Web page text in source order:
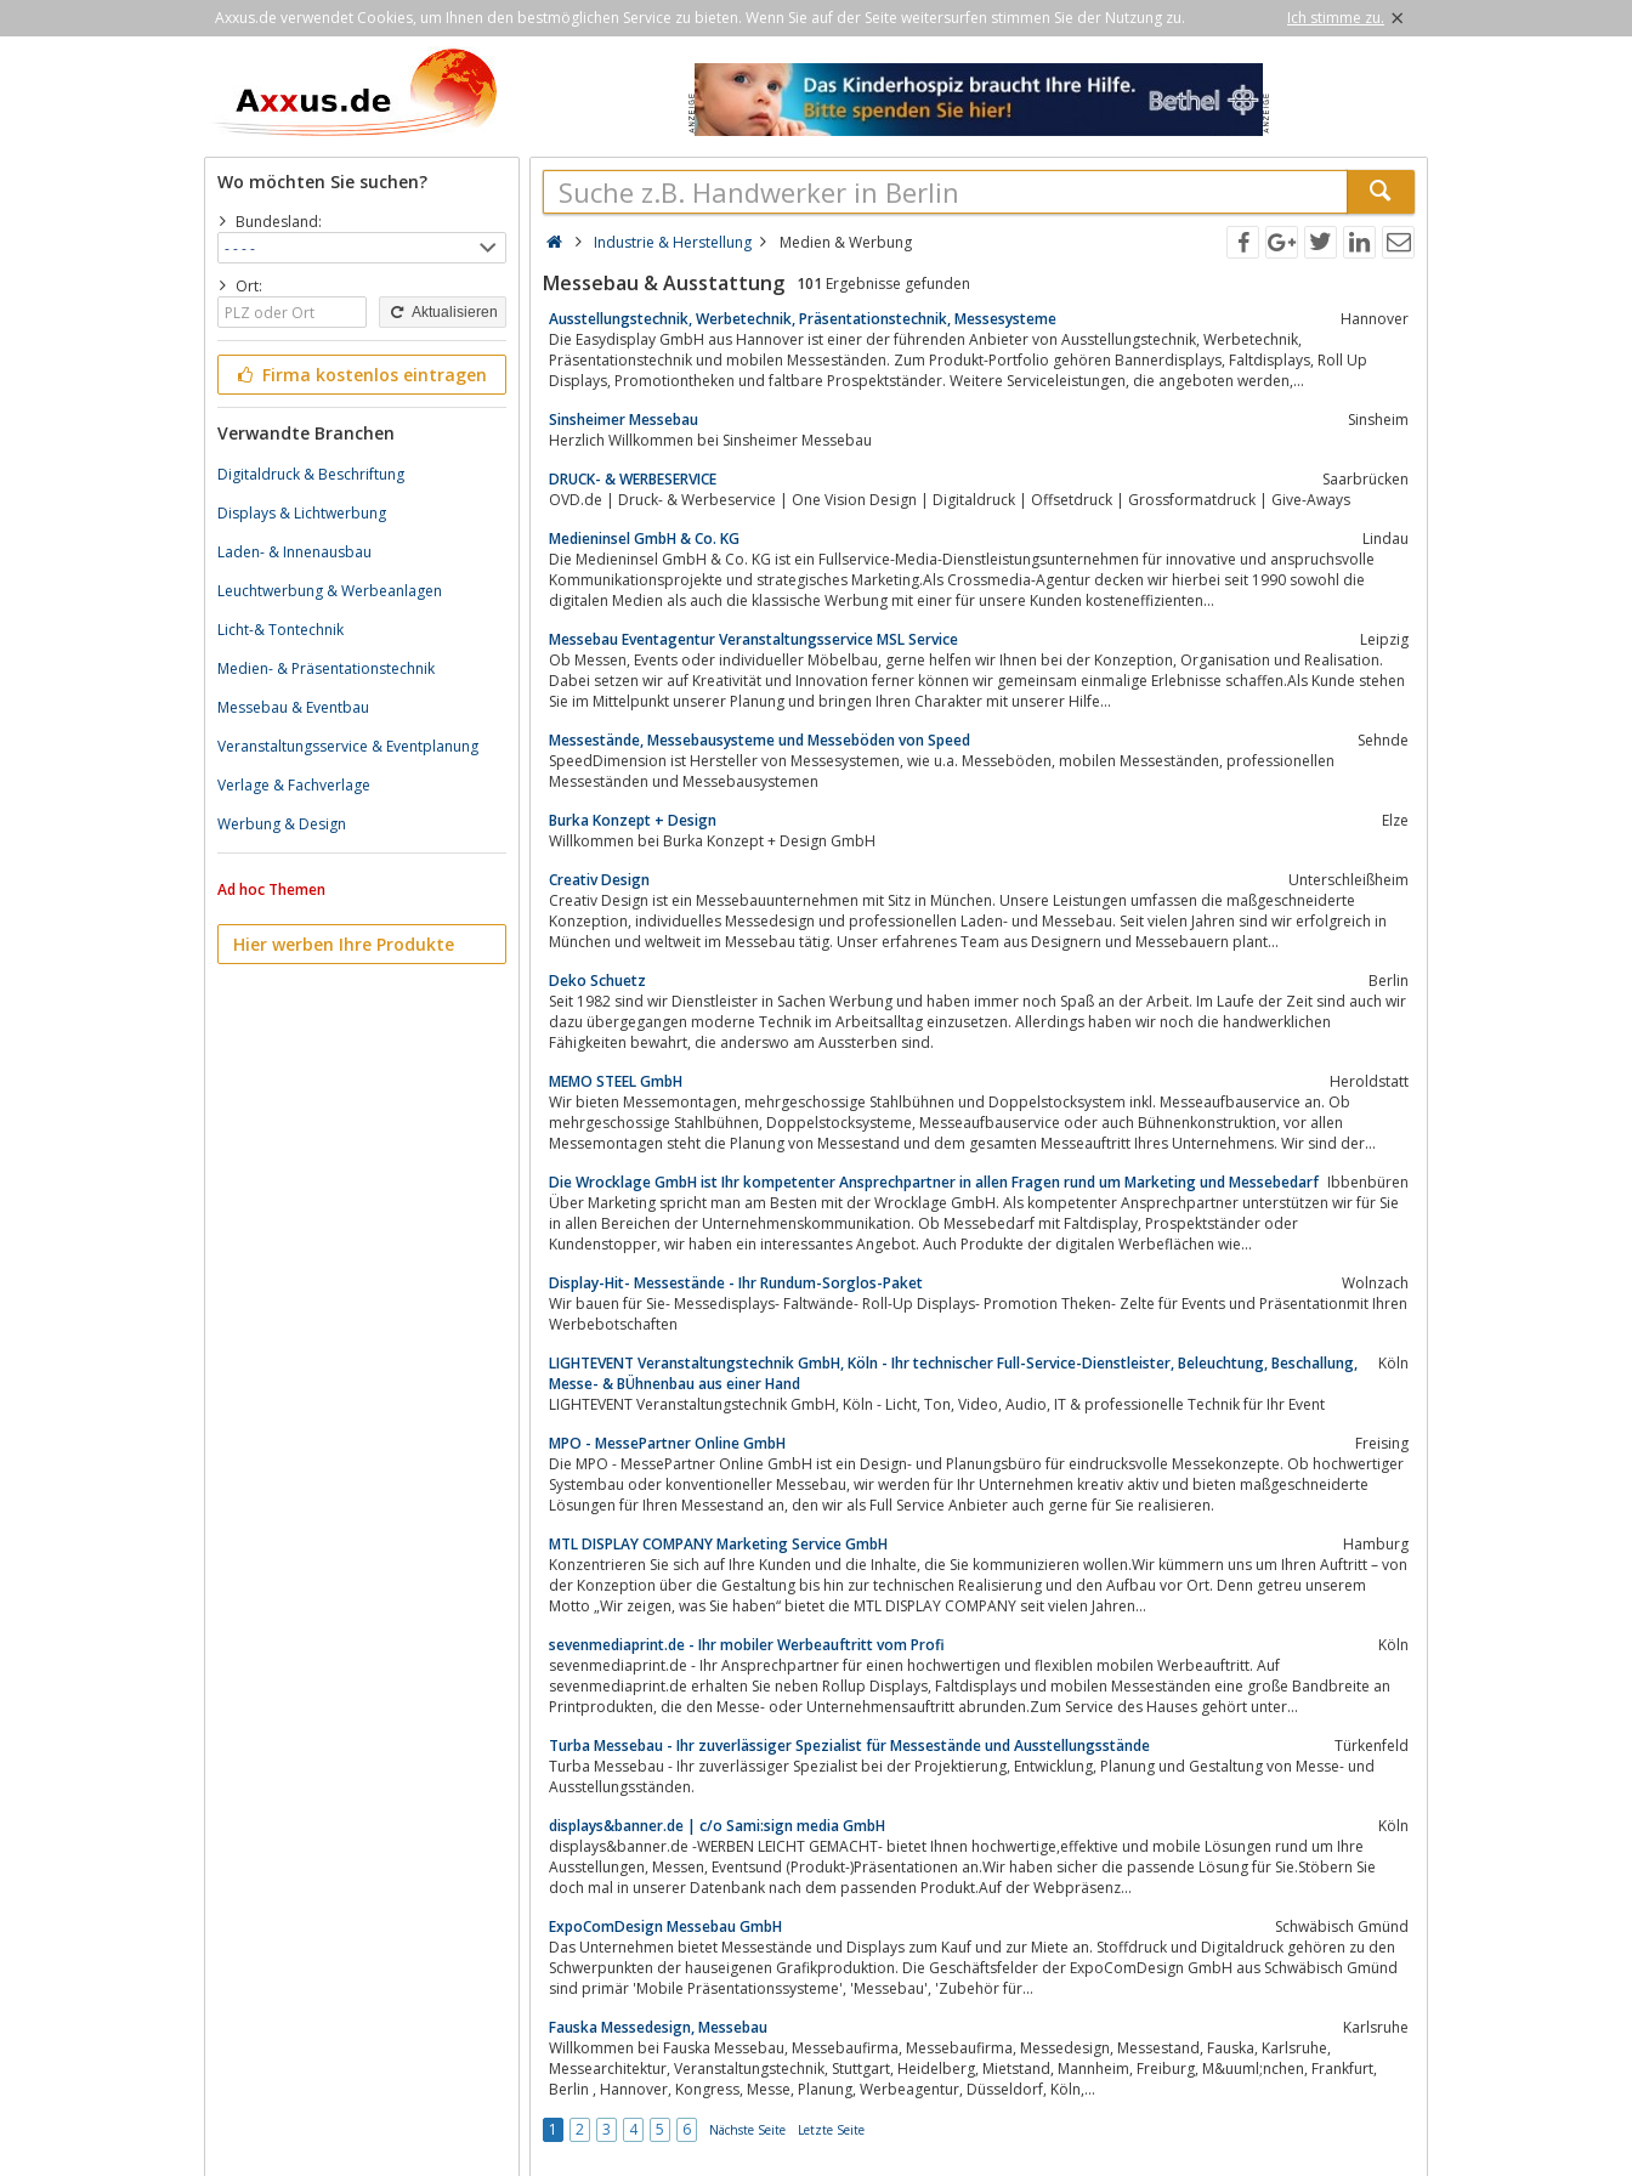
Axxus.de verwendet Cookies, um Ihnen den bestmöglichen Service zu bieten. Wenn Sie auf der Seite weitersurfen stimmen Sie der Nutzung zu. Ich stimme zu. ×
Wo möchten Sie suchen?
Bundesland:
Ort:
Aktualisieren
Firma kostenlos eintragen
Verwandte Branchen
Digitaldruck & Beschriftung
Displays & Lichtwerbung
Laden- & Innenausbau
Leuchtwerbung & Werbeanlagen
Licht-& Tontechnik
Medien- & Präsentationstechnik
Messebau & Eventbau
Veranstaltungsservice & Eventplanung
Verlage & Fachverlage
Werbung & Design
Ad hoc Themen
Hier werben Ihre Produkte
Industrie & Herstellung Medien & Werbung
Messebau & Ausstattung 101 Ergebnisse gefunden
Ausstellungstechnik, Werbetechnik, Präsentationstechnik, Messesysteme
Hannover
Die Easydisplay GmbH aus Hannover ist einer der führenden Anbieter von Ausstellungstechnik, Werbetechnik,
Präsentationstechnik und mobilen Messeständen. Zum Produkt-Portfolio gehören Bannerdisplays, Faltdisplays, Roll Up
Displays, Promotiontheken und faltbare Prospektständer. Weitere Serviceleistungen, die angeboten werden,...
Sinsheimer Messebau
Sinsheim
Herzlich Willkommen bei Sinsheimer Messebau
DRUCK- & WERBESERVICE
Saarbrücken
OVD.de | Druck- & Werbeservice | One Vision Design | Digitaldruck | Offsetdruck | Grossformatdruck | Give-Aways
Medieninsel GmbH & Co. KG
Lindau
Die Medieninsel GmbH & Co. KG ist ein Fullservice-Media-Dienstleistungsunternehmen für innovative und anspruchsvolle
Kommunikationsprojekte und strategisches Marketing.Als Crossmedia-Agentur decken wir hierbei seit 1990 sowohl die
digitalen Medien als auch die klassische Werbung mit einer für unsere Kunden kosteneffizienten...
Messebau Eventagentur Veranstaltungsservice MSL Service
Leipzig
Ob Messen, Events oder individueller Möbelbau, gerne helfen wir Ihnen bei der Konzeption, Organisation und Realisation.
Dabei setzen wir auf Kreativität und Innovation ferner können wir gemeinsam einmalige Erlebnisse schaffen.Als Kunde stehen
Sie im Mittelpunkt unserer Planung und bringen Ihren Charakter mit unserer Hilfe...
Messestände, Messebausysteme und Messeböden von Speed
Sehnde
SpeedDimension ist Hersteller von Messesystemen, wie u.a. Messeböden, mobilen Messeständen, professionellen
Messeständen und Messebausystemen
Burka Konzept + Design
Elze
Willkommen bei Burka Konzept + Design GmbH
Creativ Design
Unterschleißheim
Creativ Design ist ein Messebauunternehmen mit Sitz in München. Unsere Leistungen umfassen die maßgeschneiderte
Konzeption, individuelles Messedesign und professionellen Laden- und Messebau. Seit vielen Jahren sind wir erfolgreich in
München und weltweit im Messebau tätig. Unser erfahrenes Team aus Designern und Messebauern plant...
Deko Schuetz
Berlin
Seit 1982 sind wir Dienstleister in Sachen Werbung und haben immer noch Spaß an der Arbeit. Im Laufe der Zeit sind auch wir
dazu übergegangen moderne Technik im Arbeitsalltag einzusetzen. Allerdings haben wir noch die handwerklichen
Fähigkeiten bewahrt, die anderswo am Aussterben sind.
MEMO STEEL GmbH
Heroldstatt
Wir bieten Messemontagen, mehrgeschossige Stahlbühnen und Doppelstocksystem inkl. Messeaufbauservice an. Ob
mehrgeschossige Stahlbühnen, Doppelstocksysteme, Messeaufbauservice oder auch Bühnenkonstruktion, vor allen
Messemontagen steht die Planung von Messestand und dem gesamten Messeauftritt Ihres Unternehmens. Wir sind der...
Die Wrocklage GmbH ist Ihr kompetenter Ansprechpartner in allen Fragen rund um Marketing und Messebedarf Ibbenbüren
Über Marketing spricht man am Besten mit der Wrocklage GmbH. Als kompetenter Ansprechpartner unterstützen wir für Sie
in allen Bereichen der Unternehmenskommunikation. Ob Messebedarf mit Faltdisplay, Prospektständer oder
Kundenstopper, wir haben ein interessantes Angebot. Auch Produkte der digitalen Werbeflächen wie...
Display-Hit- Messestände - Ihr Rundum-Sorglos-Paket
Wolnzach
Wir bauen für Sie- Messedisplays- Faltwände- Roll-Up Displays- Promotion Theken- Zelte für Events und Präsentationmit Ihren
Werbebotschaften
LIGHTEVENT Veranstaltungstechnik GmbH, Köln - Ihr technischer Full-Service-Dienstleister, Beleuchtung, Beschallung,
Messe- & BÜhnenbau aus einer Hand
Köln
LIGHTEVENT Veranstaltungstechnik GmbH, Köln - Licht, Ton, Video, Audio, IT & professionelle Technik für Ihr Event
MPO - MessePartner Online GmbH
Freising
Die MPO - MessePartner Online GmbH ist ein Design- und Planungsbüro für eindrucksvolle Messekonzepte. Ob hochwertiger
Systembau oder konventioneller Messebau, wir werden für Ihr Unternehmen kreativ aktiv und bieten maßgeschneiderte
Lösungen für Ihren Messestand an, den wir als Full Service Anbieter auch gerne für Sie realisieren.
MTL DISPLAY COMPANY Marketing Service GmbH
Hamburg
Konzentrieren Sie sich auf Ihre Kunden und die Inhalte, die Sie kommunizieren wollen.Wir kümmern uns um Ihren Auftritt – von
der Konzeption über die Gestaltung bis hin zur technischen Realisierung und den Aufbau vor Ort. Denn getreu unserem
Motto „Wir zeigen, was Sie haben“ bietet die MTL DISPLAY COMPANY seit vielen Jahren...
sevenmediaprint.de - Ihr mobiler Werbeauftritt vom Profi
Köln
sevenmediaprint.de - Ihr Ansprechpartner für einen hochwertigen und flexiblen mobilen Werbeauftritt. Auf
sevenmediaprint.de erhalten Sie neben Rollup Displays, Faltdisplays und mobilen Messeständen eine große Bandbreite an
Printprodukten, die den Messe- oder Unternehmensauftritt abrunden.Zum Service des Hauses gehört unter...
Turba Messebau - Ihr zuverlässiger Spezialist für Messestände und Ausstellungsstände
Türkenfeld
Turba Messebau - Ihr zuverlässiger Spezialist bei der Projektierung, Entwicklung, Planung und Gestaltung von Messe- und
Ausstellungsständen.
displays&banner.de | c/o Sami:sign media GmbH
Köln
displays&banner.de -WERBEN LEICHT GEMACHT- bietet Ihnen hochwertige,effektive und mobile Lösungen rund um Ihre
Ausstellungen, Messen, Eventsund (Produkt-)Präsentationen an.Wir haben sicher die passende Lösung für Sie.Stöbern Sie
doch mal in unserer Datenbank nach dem passenden Produkt.Auf der Webpräsenz...
ExpoComDesign Messebau GmbH
Schwäbisch Gmünd
Das Unternehmen bietet Messestände und Displays zum Kauf und zur Miete an. Stoffdruck und Digitaldruck gehören zu den
Schwerpunkten der hauseigenen Grafikproduktion. Die Geschäftsfelder der ExpoComDesign GmbH aus Schwäbisch Gmünd
sind primär 'Mobile Präsentationssysteme', 'Messebau', 'Zubehör für...
Fauska Messedesign, Messebau
Karlsruhe
Willkommen bei Fauska Messebau, Messebaufirma, Messebaufirma, Messedesign, Messestand, Fauska, Karlsruhe,
Messearchitektur, Veranstaltungstechnik, Stuttgart, Heidelberg, Mietstand, Mannheim, Freiburg, M&uuml;nchen, Frankfurt,
Berlin , Hannover, Kongress, Messe, Planung, Werbeagentur, Düsseldorf, Köln,...
1
2 3 4 5 6 Nächste Seite Letzte Seite